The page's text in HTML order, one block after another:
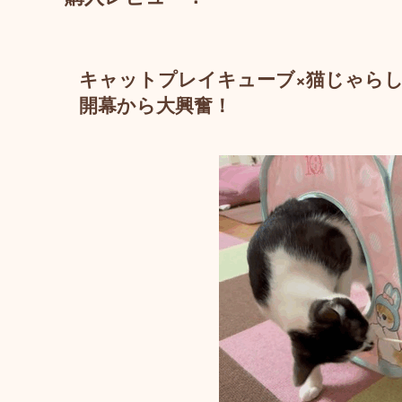
キャットプレイキューブ×猫じゃら
開幕から大興奮！